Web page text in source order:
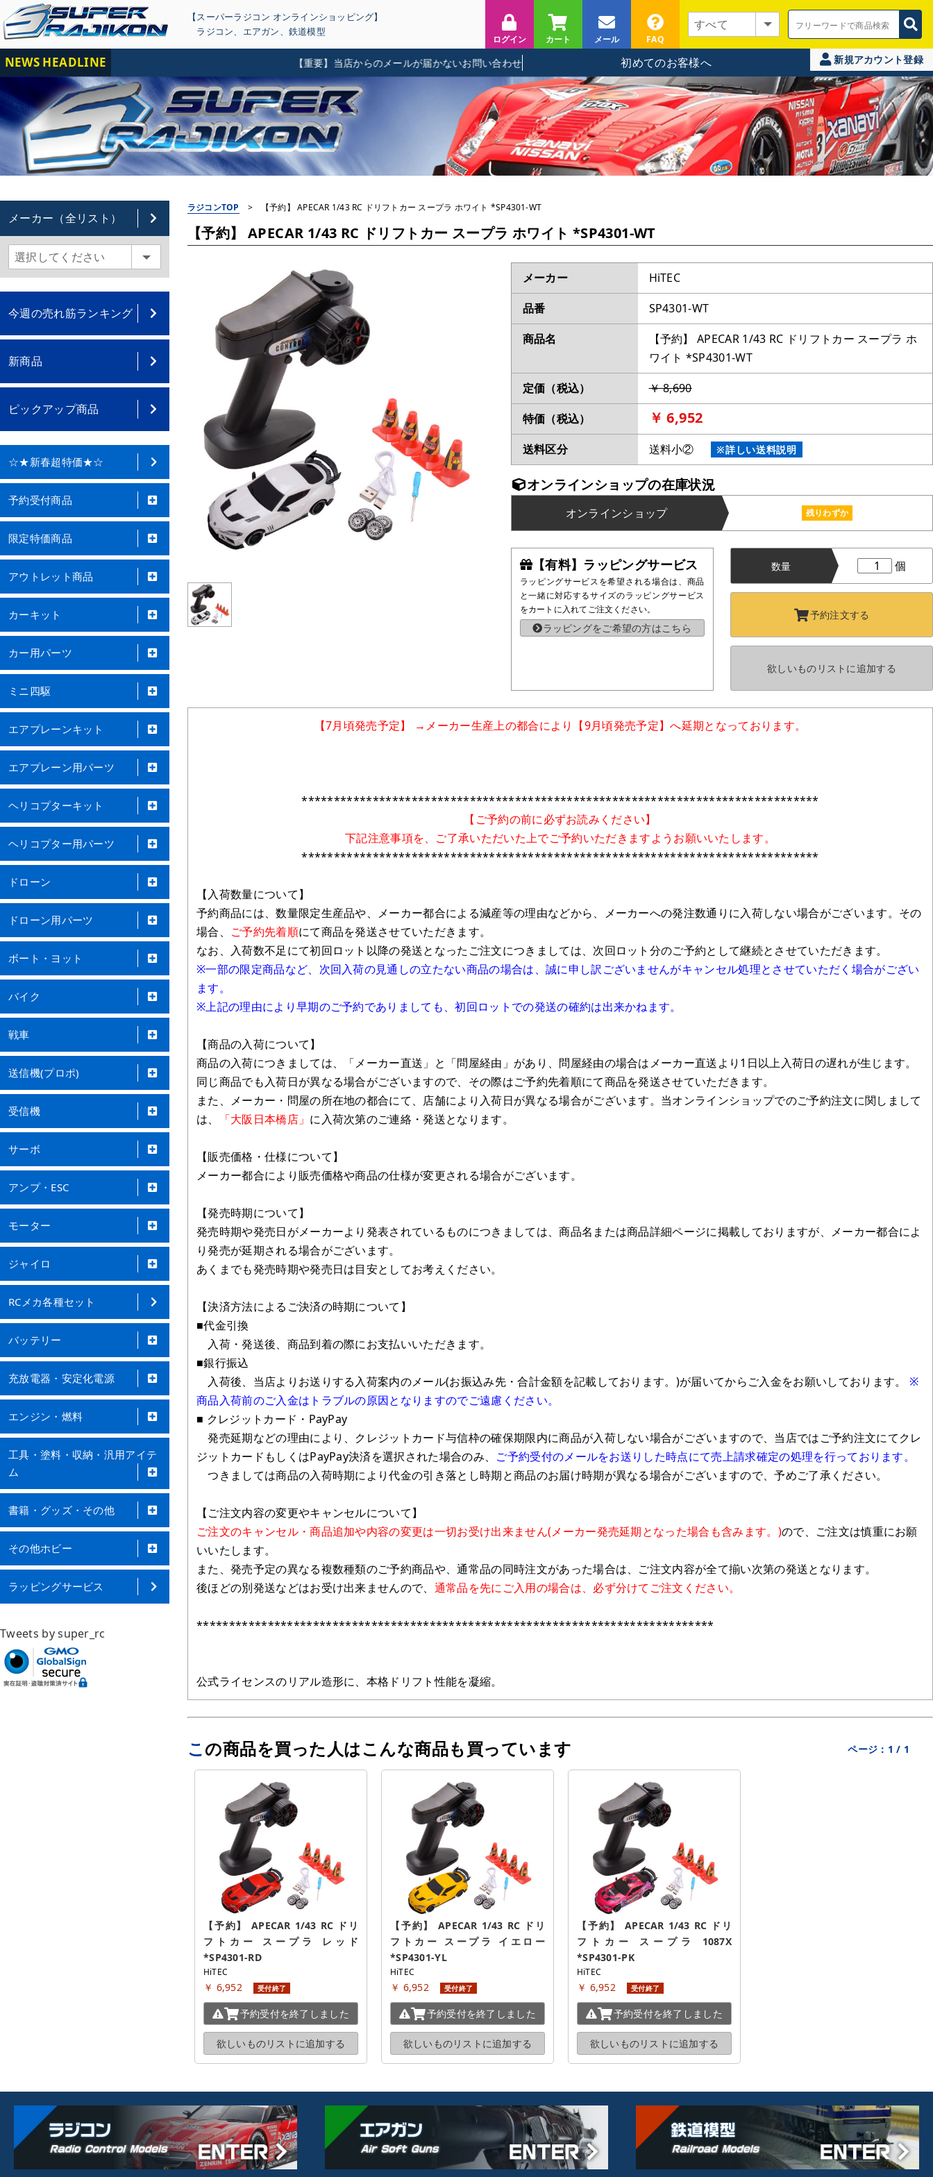
【スーパーラジコン オンラインショッピング】
ラジコン、 エアガン、 鉄道模型
ログイン カート メール FAQ
NEWS HEADLINE 【重要】当店からのメールが届かないお問い合わせに関して 初めてのお客様へ 新規アカウント登録
メーカー（全リスト）
今週の売れ筋ランキング
新商品
ピックアップ商品
☆★新春超特価★☆
予約受付商品
限定特価商品
アウトレット商品
カーキット
カー用パーツ
ミニ四駆
エアプレーンキット
エアプレーン用パーツ
ヘリコプターキット
ヘリコプター用パーツ
ドローン
ドローン用パーツ
ボート・ヨット
バイク
戦車
送信機(プロポ)
受信機
サーボ
アンプ・ESC
モーター
ジャイロ
RCメカ各種セット
バッテリー
充放電器・安定化電源
エンジン・燃料
工具・塗料・収納・汎用アイテ
ム
書籍・グッズ・その他
その他ホビー
ラッピングサービス
Tweets by super_rc
ラジコンTOP > 【予約】 APECAR 1/43 RC ドリフトカー スープラ ホワイト *SP4301-WT
【予約】 APECAR 1/43 RC ドリフトカー スープラ ホワイト *SP4301-WT
メーカー
HiTEC
品番
SP4301-WT
商品名
【予約】 APECAR 1/43 RC ドリフトカー スープラ ホ
ワイト *SP4301-WT
定価（税込）
￥ 8,690
特価（税込）
￥ 6,952
送料区分 送料小② ※詳しい送料説明
オンラインショップの在庫状況
オンラインショップ 残りわずか
【有料】ラッピングサービス
ラッピングサービスを希望される場合は、商品
と一緒に対応するサイズのラッピングサービス
をカートに入れてご注文ください。
ラッピングをご希望の方はこちら
数量 個
予約注文する
欲しいものリストに追加する
【7月頃発売予定】 →メーカー生産上の都合により【9月頃発売予定】へ延期となっております。
********************************************************************************
【ご予約の前に必ずお読みください】
下記注意事項を、ご了承いただいた上でご予約いただきますようお願いいたします。
********************************************************************************
【入荷数量について】
予約商品には、数量限定生産品や、メーカー都合による減産等の理由などから、メーカーへの発注数通りに入荷しない場合がございます。その
場合、 ご予約先着順にて商品を発送させていただきます。
なお、入荷数不足にて初回ロット以降の発送となったご注文につきましては、次回ロット分のご予約として継続とさせていただきます。
※一部の限定商品など、次回入荷の見通しの立たない商品の場合は、誠に申し訳ございませんがキャンセル処理とさせていただく場合がござい
ます。
※上記の理由により早期のご予約でありましても、初回ロットでの発送の確約は出来かねます。
【商品の入荷について】
商品の入荷につきましては、「メーカー直送」と「問屋経由」があり、問屋経由の場合はメーカー直送より1日以上入荷日の遅れが生じます。
同じ商品でも入荷日が異なる場合がございますので、その際はご予約先着順にて商品を発送させていただきます。
また、メーカー・問屋の所在地の都合にて、店舗により入荷日が異なる場合がございます。当オンラインショップでのご予約注文に関しまして
は、
「大阪日本橋店」 に入荷次第のご連絡・発送となります。
【販売価格・仕様について】
メーカー都合により販売価格や商品の仕様が変更される場合がございます。
【発売時期について】
発売時期や発売日がメーカーより発表されているものにつきましては、商品名または商品詳細ページに掲載しておりますが、メーカー都合によ
り発売が延期される場合がございます。
あくまでも発売時期や発売日は目安としてお考えください。
【決済方法によるご決済の時期について】
■代金引換
入荷・発送後、商品到着の際にお支払いいただきます。
■銀行振込
入荷後、当店よりお送りする入荷案内のメール(お振込み先・合計金額を記載しております。)が届いてからご入金をお願いしております。 ※
商品入荷前のご入金はトラブルの原因となりますのでご遠慮ください。
■ クレジットカード・PayPay
発売延期などの理由により、クレジットカード与信枠の確保期限内に商品が入荷しない場合がございますので、当店ではご予約注文にてクレ
ジットカードもしくはPayPay決済を選択された場合のみ、 ご予約受付のメールをお送りした時点にて売上請求確定の処理を行っております。
つきましては商品の入荷時期により代金の引き落とし時期と商品のお届け時期が異なる場合がございますので、予めご了承ください。
【ご注文内容の変更やキャンセルについて】
ご注文のキャンセル・商品追加や内容の変更は一切お受け出来ません(メーカー発売延期となった場合も含みます。)ので、ご注文は慎重にお願
いいたします。
また、発売予定の異なる複数種類のご予約商品や、通常品の同時注文があった場合は、ご注文内容が全て揃い次第の発送となります。
後ほどの別発送などはお受け出来ませんので、 通常品を先にご入用の場合は、必ず分けてご注文ください。
********************************************************************************
公式ライセンスのリアル造形に、本格ドリフト性能を凝縮。
この商品を買った人はこんな商品も買っています ページ： 1 / 1
【予約】 APECAR 1/43 RC ドリ
フトカー スープラ レッド
*SP4301-RD
HiTEC
￥ 6,952 受付終了
予約受付を終了しました
欲しいものリストに追加する
【予約】 APECAR 1/43 RC ドリ
フトカー スープラ イエロー
*SP4301-YL
HiTEC
￥ 6,952 受付終了
予約受付を終了しました
欲しいものリストに追加する
【予約】 APECAR 1/43 RC ドリ
フトカー スープラ 1087X
*SP4301-PK
HiTEC
￥ 6,952 受付終了
予約受付を終了しました
欲しいものリストに追加する